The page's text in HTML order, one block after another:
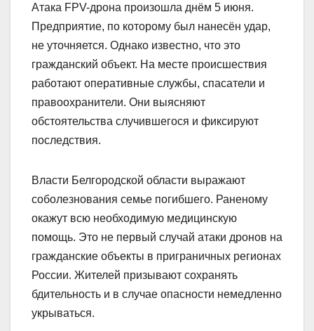
Атака FPV-дрона произошла днём 5 июня.
Предприятие, по которому был нанесён удар,
не уточняется. Однако известно, что это
гражданский объект. На месте происшествия
работают оперативные службы, спасатели и
правоохранители. Они выясняют
обстоятельства случившегося и фиксируют
последствия.
Власти Белгородской области выражают
соболезнования семье погибшего. Раненому
окажут всю необходимую медицинскую
помощь. Это не первый случай атаки дронов на
гражданские объекты в приграничных регионах
России. Жителей призывают сохранять
бдительность и в случае опасности немедленно
укрываться.